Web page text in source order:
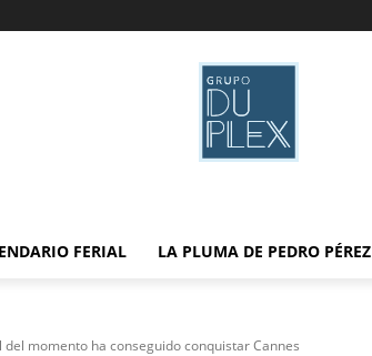
FERIAL LA PLUMA DE PEDRO PÉREZ
momento ha conseguido conquistar Cannes